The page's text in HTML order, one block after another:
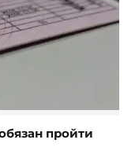
пройти